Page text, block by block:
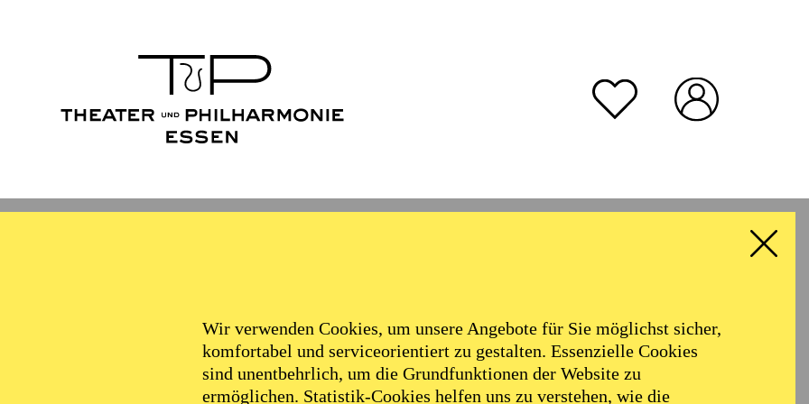
Wir verwenden Cookies, um unsere Angebote für Sie möglichst sicher,
komfortabel und serviceorientiert zu gestalten. Essenzielle Cookies
sind unentbehrlich, um die Grundfunktionen der Website zu
ermöglichen. Statistik-Cookies helfen uns zu verstehen, wie die